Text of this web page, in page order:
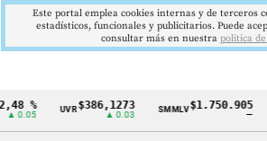
Cintillo
% UVR$386,1273
▲ 0.03
SMMLV$1.750.905
Este portal emplea cookies internas y de terceros
estadísticos, funcionales y publicitarios. Puede
consultar más en nuestra politica